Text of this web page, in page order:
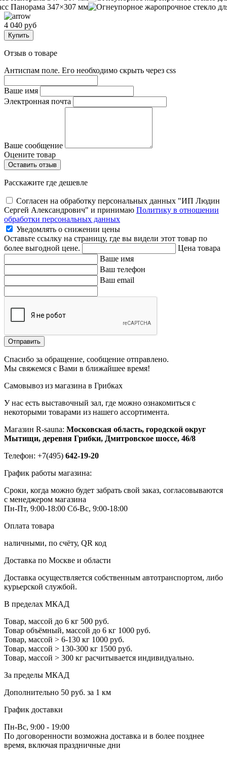
4 040 руб
Купить
Отзыв о товаре
Антиспам поле. Его необходимо скрыть через css
Ваше имя
Электронная почта
Ваше сообщение
Оцените товар
Расскажите где дешевле
Согласен на обработку персональных данных "ИП Людин
Сергей Александрович" и принимаю Политику в отношении
обработки персональных данных
Уведомлять о снижении цены
Оставьте ссылку на страницу, где вы видели этот товар по
более выгодной цене.
Цена товара
Ваше имя
Ваш телефон
Ваш email
Отправить
Спасибо за обращение, сообщение отправлено.
Мы свяжемся с Вами в ближайшее время!
Самовывоз из магазина в Грибках
У нас есть выставочный зал, где можно ознакомиться с
некоторыми товарами из нашего ассортимента.
Магазин R-sauna: Московская область, городской округ
Мытищи, деревня Грибки, Дмитровское шоссе, 46/8
Телефон: +7(495) 642-19-20
График работы магазина:
Сроки, когда можно будет забрать свой заказ, согласовываются
с менеджером магазина
Пн-Пт, 9:00-18:00 Сб-Вс, 9:00-18:00
Оплата товара
наличными, по счёту, QR код
Доставка по Москве и области
Доставка осуществляется собственным автотранспортом, либо
курьерской службой.
В пределах МКАД
Товар, массой до 6 кг 500 руб.
Товар объёмный, массой до 6 кг 1000 руб.
Товар, массой > 6-130 кг 1000 руб.
Товар, массой > 130-300 кг 1500 руб.
Товар, массой > 300 кг расчитывается индивидуально.
За пределы МКАД
Дополнительно 50 руб. за 1 км
График доставки
Пн-Вс, 9:00 - 19:00
По договоренности возможна доставка и в более позднее
время, включая праздничные дни